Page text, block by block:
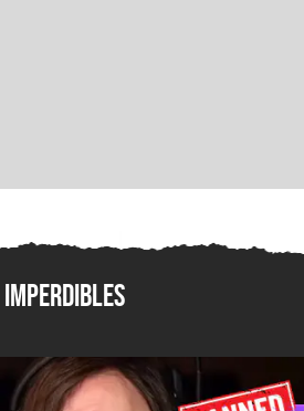
Imperdibles